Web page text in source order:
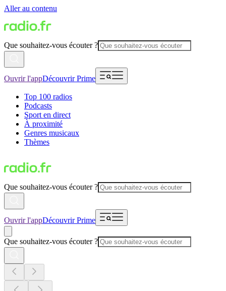
Aller au contenu
Que souhaitez-vous écouter ?
Ouvrir l'appDécouvrir Prime
Top 100 radios
Podcasts
Sport en direct
À proximité
Genres musicaux
Thèmes
Que souhaitez-vous écouter ?
Ouvrir l'appDécouvrir Prime
Que souhaitez-vous écouter ?